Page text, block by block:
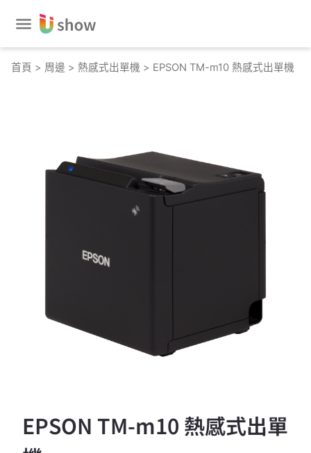
主
首頁 > 周邊 > 熱感式出單機 > EPSON TM-m10 熱感式出單機
EPSON TM-m10 熱感式出單